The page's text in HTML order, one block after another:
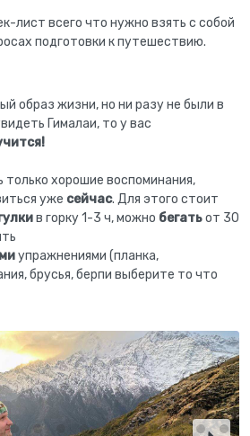
лист всего что нужно взять с собой
подготовки к путешествию.
образ жизни, но ни разу не были в
Гималаи, то у вас
только хорошие воспоминания,
уже сейчас. Для этого стоит
в горку 1-3 ч, можно бегатьот 30
упражнениями (планка,
брусья, берпи выберите то что